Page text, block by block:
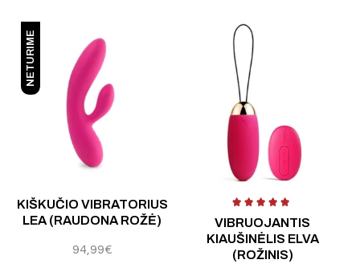
NETURIME
KIŠKUČIO VIBRATORIUS
LEA (RAUDONA ROŽĖ)
94,99€
VIBRUOJANTIS
KIAUŠINĖLIS ELVA
(ROŽINIS)
Įvertinimas:4.50iš 5Įvertinimas:4.00